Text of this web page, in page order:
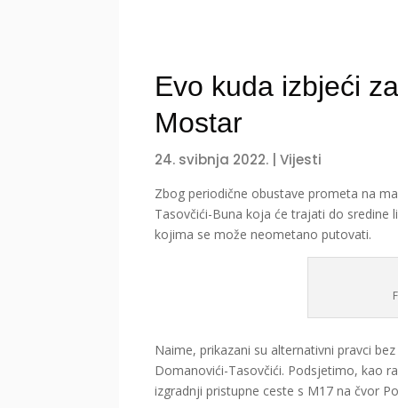
Evo kuda izbjeći
Mostar
24. svibnja 2022. |Vijesti
Zbog periodične obustave prometa na
Tasovčići-Buna koja će trajati do sredine
kojima se može neometano putovati.
Naime, prikazani su alternativni pravci
Domanovići-Tasovčići. Podsjetimo, kao
izgradnji pristupne ceste s M17 na čvor